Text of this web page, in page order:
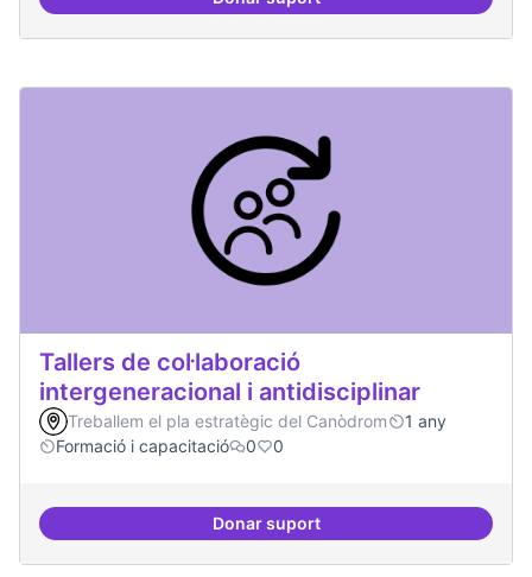
Col·laboració amb Torre
Tallers de col·laboració
intergeneracional i antidisciplinar
Treballem el pla estratègic del Canòdrom
1 any
Formació i capacitació
0 0
Donar suportTallers de col·laboració